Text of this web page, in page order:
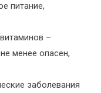
питание,
–
менее опасен,
заболевания